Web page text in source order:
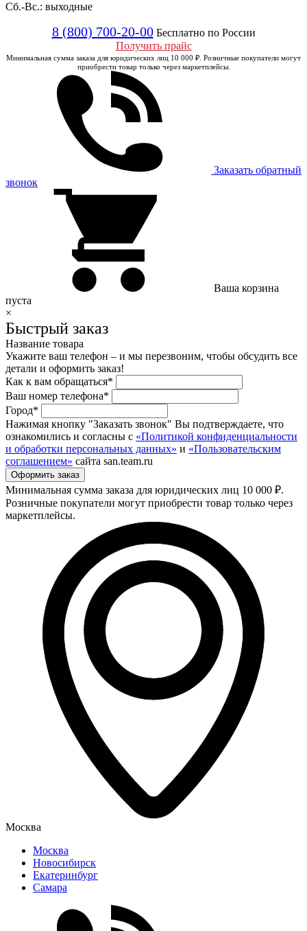
Сб.-Вс.: выходные
8 (800) 700-20-00 Бесплатно по России
Получить прайс
Минимальная сумма заказа для юридических лиц 10 000 ₽. Розничные покупатели могут
приобрести товар только через маркетплейсы.
Заказать обратный
звонок
Ваша корзина
пуста
×
Быстрый заказ
Название товара
Укажите ваш телефон – и мы перезвоним, чтобы обсудить все
детали и оформить заказ!
Как к вам обращаться*
Ваш номер телефона*
Город*
Нажимая кнопку "Заказать звонок" Вы подтверждаете, что
ознакомились и согласны с «Политикой конфиденциальности
и обработки персональных данных» и «Пользовательским
соглашением» сайта san.team.ru
Минимальная сумма заказа для юридических лиц 10 000 ₽.
Розничные покупатели могут приобрести товар только через
маркетплейсы.
Москва
Москва
Новосибирск
Екатеринбург
Самара